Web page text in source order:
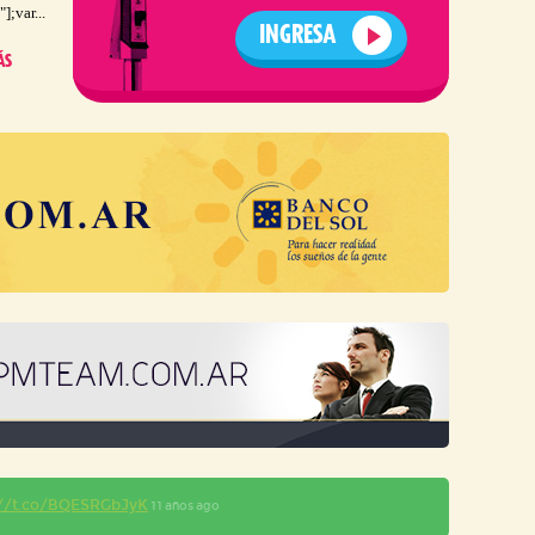
INGRESA
BQESRGbJyK 11 años ago